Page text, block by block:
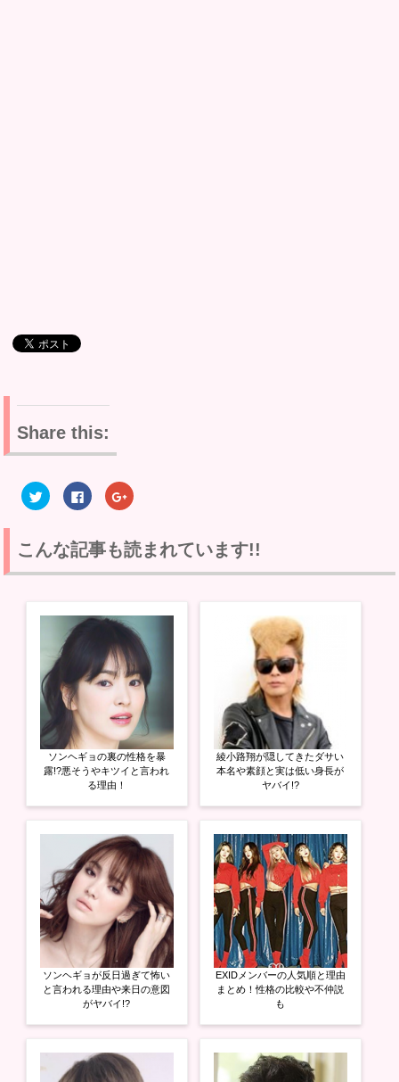
Share this:
ク
リ
て
T
w
i
新
し
い
ウ
ィ
ン
ド
ウ
で
開
す
F
a
o
o
k
で
る
リ
ッ
ク
し
く
だ
さ
い
(
新
し
い
ウ
ド
ウ
で
開
き
ま
す
)
ク
リ
し
て
G
o
o
+
で
共
有
(
新
し
い
ウ
ィ
ン
ド
ウ
で
開
す
こんな記事も読まれています!!
ソンヘギョの裏の性格を暴
露!?悪そうやキツイと言われ
る理由！
ソンヘギョが反日過ぎて怖い
と言われる理由や来日の意図
がヤバイ!?
綾小路翔が隠してきたダサい
本名や素顔と実は低い身長が
ヤバイ!?
EXIDメンバーの人気順と理由
まとめ！性格の比較や不仲説
も